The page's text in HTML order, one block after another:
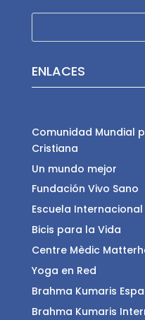
ENLACES
Comunidad Mundial
Cristiana
Un mundo mejor
Fundación Vivo Sano
Escuela
Bicis para la Vida
Centre Mèdic
Yoga en Red
Brahma Kumaris
Brahma Kumaris